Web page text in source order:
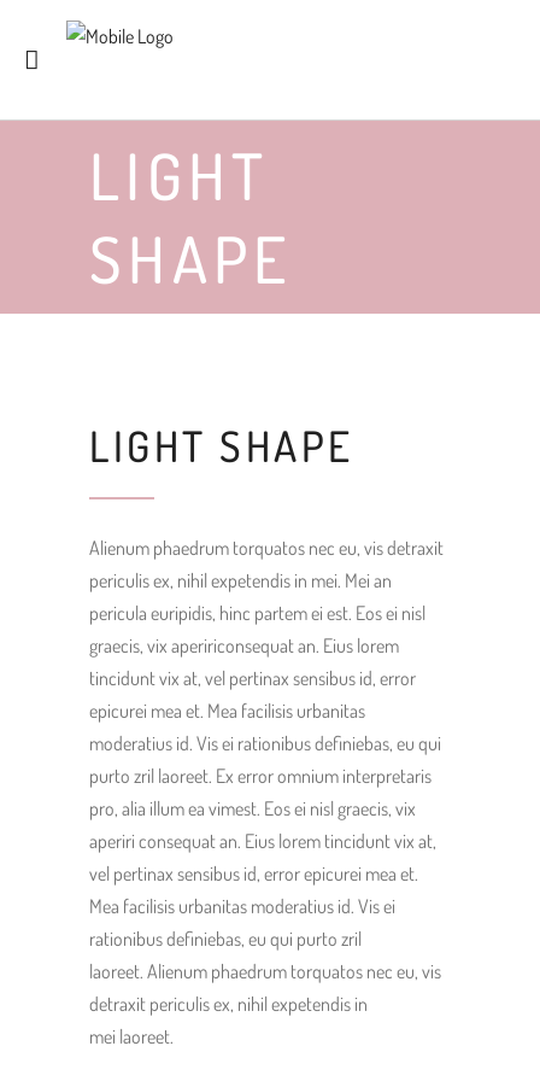
LIGHT
SHAPE
LIGHT SHAPE
Alienum phaedrum torquatos nec eu, vis detraxit
periculis ex, nihil expetendis in mei. Mei an
pericula euripidis, hinc partem ei est. Eos ei nisl
graecis, vix apeririconsequat an. Eius lorem
tincidunt vix at, vel pertinax sensibus id, error
epicurei mea et. Mea facilisis urbanitas
moderatius id. Vis ei rationibus definiebas, eu qui
purto zril laoreet. Ex error omnium interpretaris
pro, alia illum ea vimest. Eos ei nisl graecis, vix
aperiri consequat an. Eius lorem tincidunt vix at,
vel pertinax sensibus id, error epicurei mea et.
Mea facilisis urbanitas moderatius id. Vis ei
rationibus definiebas, eu qui purto zril
laoreet. Alienum phaedrum torquatos nec eu, vis
detraxit periculis ex, nihil expetendis in
mei laoreet.